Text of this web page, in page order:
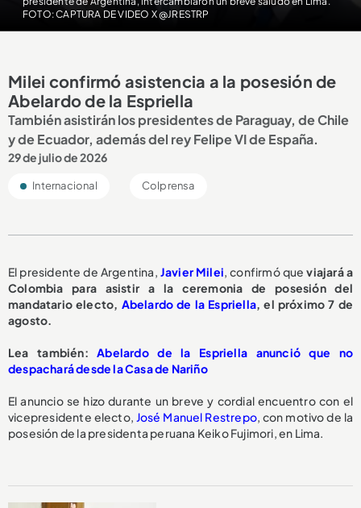
FOTO: CAPTURA DE VIDEO X @JRESTRP
Milei confirmó asistencia a la posesión de
Abelardo de la Espriella
También asistirán los presidentes de Paraguay, de Chile
y de Ecuador, además del rey Felipe VI de España.
29 de julio de 2026
Internacional Colprensa
El presidente de Argentina, Javier Milei , confirmó queviajará a
Colombia para asistir a la ceremonia de posesión del
mandatario electo, Abelardo de la Espriella , el próximo 7 de
agosto.
Lea también: Abelardo de la Espriella anunció que no
despachará desde la Casa de Nariño
El anuncio se hizo durante un breve y cordial encuentro con el
vicepresidente electo, José Manuel Restrepo , con motivo de la
posesión de la presidenta peruana Keiko Fujimori, en Lima.